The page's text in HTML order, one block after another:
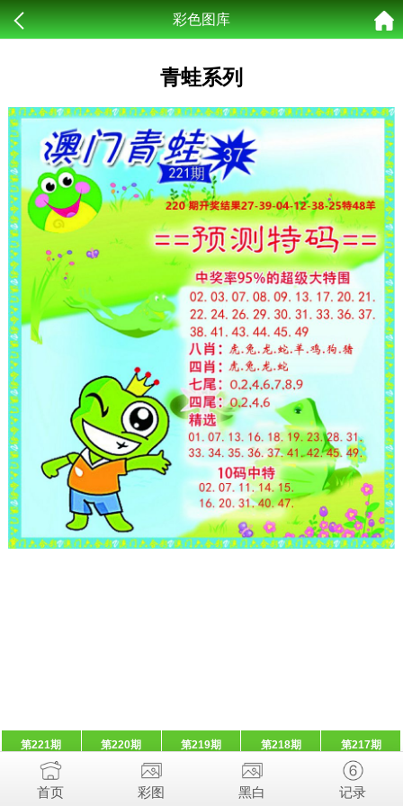
彩色图库
青蛙系列
第221期 第220期 第219期 第218期 第217期
首页 彩图 黑白 记录